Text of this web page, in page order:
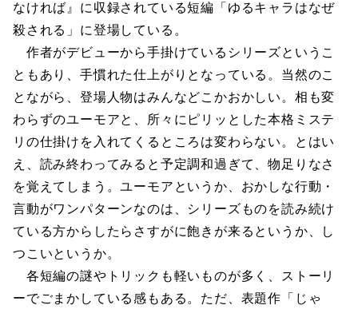
なければ』に収録されている短編「ゆるキャラはなぜ
殺される」に登場している。
作者がデビューから手掛けているシリーズというこ
ともあり、手慣れた仕上がりとなっている。当然のこ
とながら、登場人物はみんなどこかおかしい。相も変
わらずのユーモアと、所々にピリッとした本格ミステ
リの仕掛けを入れてくるところは変わらない。とはい
え、読み終わってみると予定調和過ぎて、物足りなさ
を覚えてしまう。ユーモアというか、おかしな行動・
言動がワンパターンなのは、シリーズものを読み続け
ている方からしたらさすがに飽きが来るというか、し
つこいというか。
各短編の謎やトリックも軽いものが多く、ストーリ
ーでごまかしている感もある。ただ、表題作「じゃ